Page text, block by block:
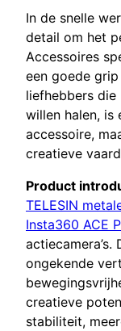
In de snelle
detail om het
Accessoires
een goede
liefhebbers die
willen halen, is
accessoire,
creatieve
Product
TELESIN
Insta360 ACE
actiecamera’s.
ongekende
creatieve
stabiliteit,